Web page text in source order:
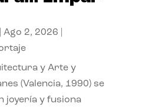
Ago 2, 2026
y Arte y
(Valencia, 1990) se
joyería y fusiona